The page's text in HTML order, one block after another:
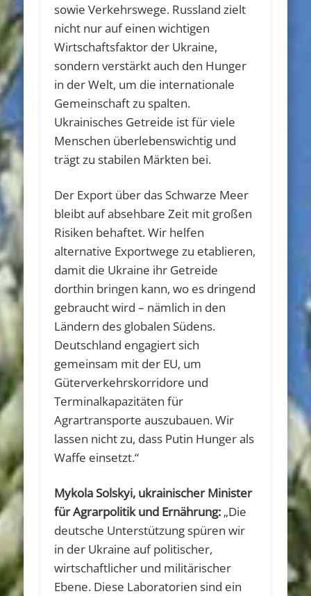
sowie Verkehrswege. Russland zielt
nicht nur auf einen wichtigen
Wirtschaftsfaktor der Ukraine,
sondern verstärkt auch den Hunger
in der Welt, um die internationale
Gemeinschaft zu spalten.
Ukrainisches Getreide ist für viele
Menschen überlebenswichtig und
trägt zu stabilen Märkten bei.
Der Export über das Schwarze Meer
bleibt auf absehbare Zeit mit großen
Risiken behaftet. Wir helfen
alternative Exportwege zu etablieren,
damit die Ukraine ihr Getreide
dorthin bringen kann, wo es dringend
gebraucht wird – nämlich in den
Ländern des globalen Südens.
Deutschland engagiert sich
gemeinsam mit der EU, um
Güterverkehrskorridore und
Terminalkapazitäten für
Agrartransporte auszubauen. Wir
lassen nicht zu, dass Putin Hunger als
Waffe einsetzt.“
Mykola Solskyi, ukrainischer Minister
für Agrarpolitik und Ernährung: „Die
deutsche Unterstützung spüren wir
in der Ukraine auf politischer,
wirtschaftlicher und militärischer
Ebene. Diese Laboratorien sind ein